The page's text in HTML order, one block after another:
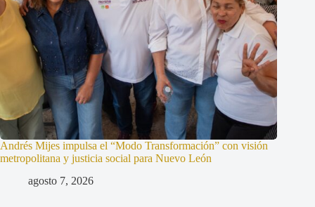
Andrés Mijes impulsa el “Modo Transformación” con visión
metropolitana y justicia social para Nuevo León
agosto 7, 2026